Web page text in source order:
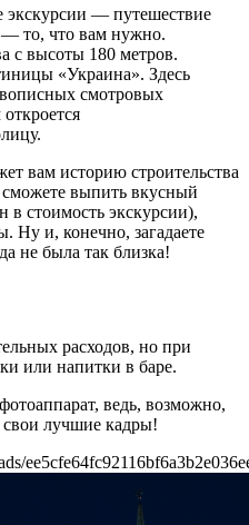
экскурсии — путешествие
то, что вам нужно.
с высоты 180 метров.
«Украина». Здесь
смотровых
вам историю строительства
выпить вкусный
в стоимость экскурсии),
Ну и, конечно, загадаете
не была так близка!
расходов, но при
или напитки в баре.
ведь, возможно,
свои лучшие кадры!